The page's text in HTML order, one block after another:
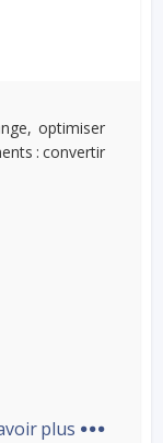
optimiser
: convertir
plus ...